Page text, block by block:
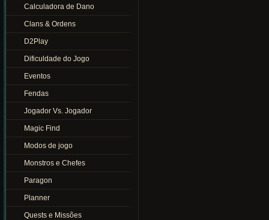
Calculadora de Dano
Clans & Ordens
D2Play
Dificuldade do Jogo
Eventos
Fendas
Jogador Vs. Jogador
Magic Find
Modos de jogo
Monstros e Chefes
Paragon
Planner
Quests e Missões